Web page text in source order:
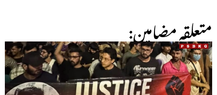
:متعلقہ مضامین